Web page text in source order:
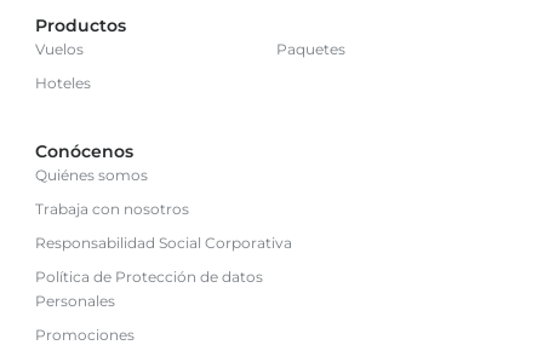
Productos
Vuelos
Paquetes
Hoteles
Conócenos
Quiénes somos
Trabaja con nosotros
Responsabilidad Social Corporativa
Política de Protección de datos
Personales
Promociones